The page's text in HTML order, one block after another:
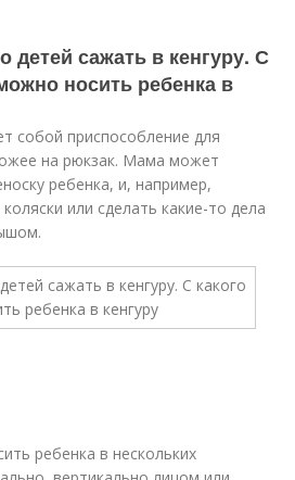
детей сажать в кенгуру. С
носить ребенка в
собой приспособление для
на рюкзак. Мама может
ребенка, и, например,
или сделать какие-то дела
ребенка в нескольких